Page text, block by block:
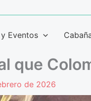
Eventos
que
de 2026